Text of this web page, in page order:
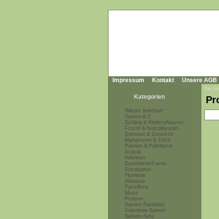
Impressum Kontakt Unsere AGB
Kategorien
Wieder lieferbar!
Samen A-Z
Schling & Kletterpflanzen
Frucht & Nutzpflanzen
Gemüse & Gewürze
Mangroven & Teich
Palmen & Palmfarne
Acacia
Adenium
Baumfarne/Farne
Eucalyptus
Plumeria
Hibiskus
Passiflora
Musa
Proteen
Samen-Raritäten
Gekeimte Samen
Samen-Sets
Sie